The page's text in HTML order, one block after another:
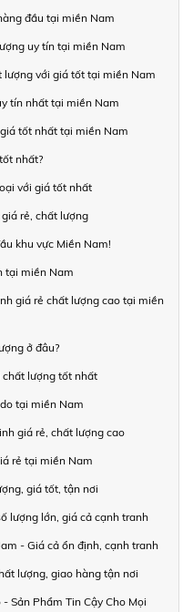
đầu tại miền Nam
uy tín tại miền Nam
lượng với giá tốt tại miền Nam
tín nhất tại miền Nam
tốt nhất tại miền Nam
nhất?
với giá tốt nhất
rẻ, chất lượng
khu vực Miền Nam!
tại miền Nam
giá rẻ chất lượng cao tại miền
ở đâu?
chất lượng tốt nhất
tại miền Nam
giá rẻ, chất lượng cao
rẻ tại miền Nam
giá tốt, tận nơi
lượng lớn, giá cả cạnh tranh
- Giá cả ổn định, cạnh tranh
lượng, giao hàng tận nơi
Sản Phẩm Tin Cậy Cho Mọi